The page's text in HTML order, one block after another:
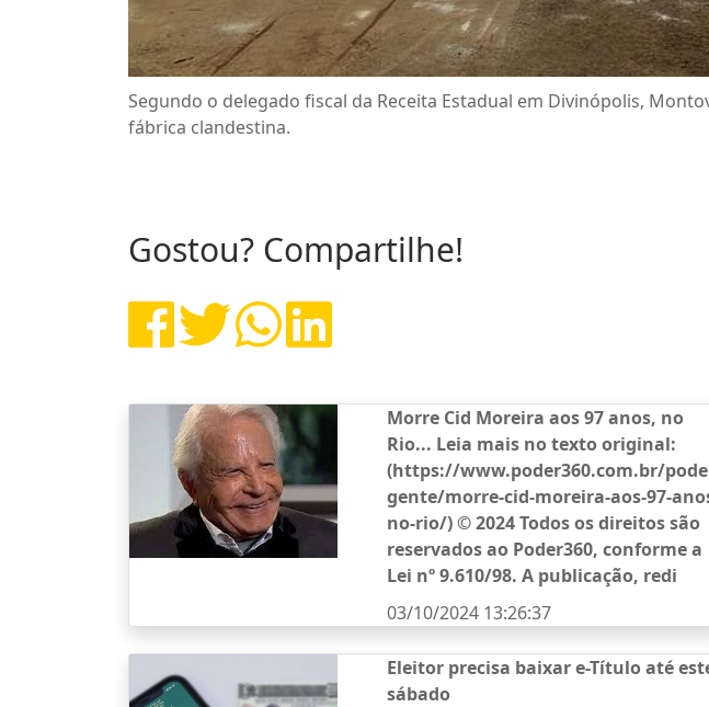
Segundo o delegado fiscal da Receita Estadual em Divinópolis,
fábrica clandestina.
Gostou? Compartilhe!
Morre Cid Moreira aos 97 anos, no
Rio... Leia mais no texto original:
(https://www.poder360.com.br/
gente/morre-cid-moreira-aos-97-
no-rio/) © 2024 Todos os direitos são
reservados ao Poder360, conforme a
Lei nº 9.610/98. A publicação, redi
03/10/2024 13:26:37
Eleitor precisa baixar e-Título até
sábado